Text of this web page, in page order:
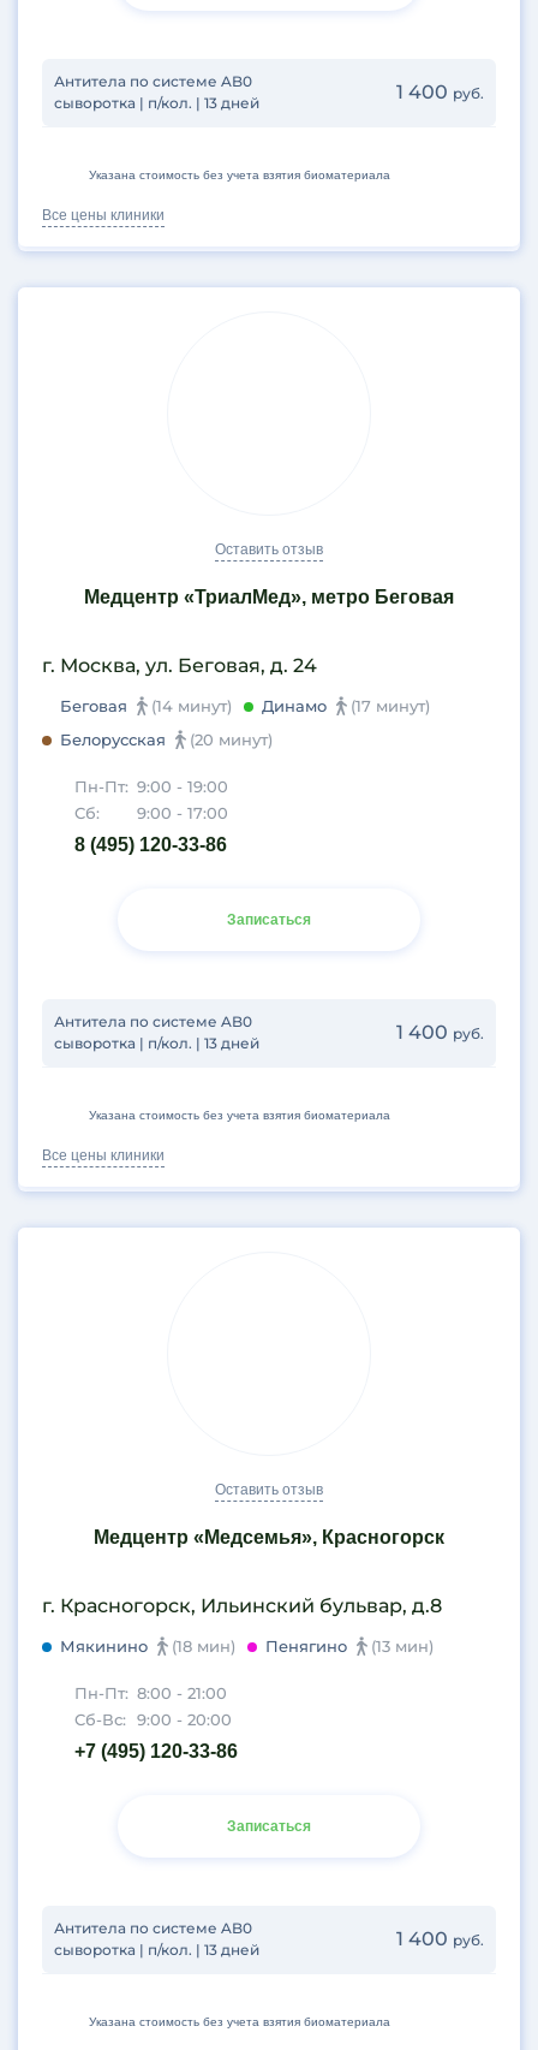
Антитела по системе AB0
сыворотка | п/кол. | 13 дней
1 400 руб.
Все цены клиники
Указана стоимость без учета взятия биоматериала
Оставить отзыв
Медцентр «ТриалМед», метро Беговая
г. Москва, ул. Беговая, д. 24
Беговая (14 минут) Динамо
(17 минут)
Белорусская
(20 минут)
Пн-Пт: 9:00 - 19:00
Сб:
9:00 - 17:00
8 (495) 120-33-86
Записаться
Антитела по системе AB0
сыворотка | п/кол. | 13 дней
1 400 руб.
Все цены клиники
Указана стоимость без учета взятия биоматериала
Оставить отзыв
Медцентр «Медсемья», Красногорск
г. Красногорск, Ильинский бульвар, д.8
Мякинино (18 мин) Пенягино (13 мин)
Пн-Пт: 8:00 - 21:00
Сб-Вс: 9:00 - 20:00
+7 (495) 120-33-86
Записаться
Антитела по системе AB0
сыворотка | п/кол. | 13 дней
1 400 руб.
Указана стоимость без учета взятия биоматериала